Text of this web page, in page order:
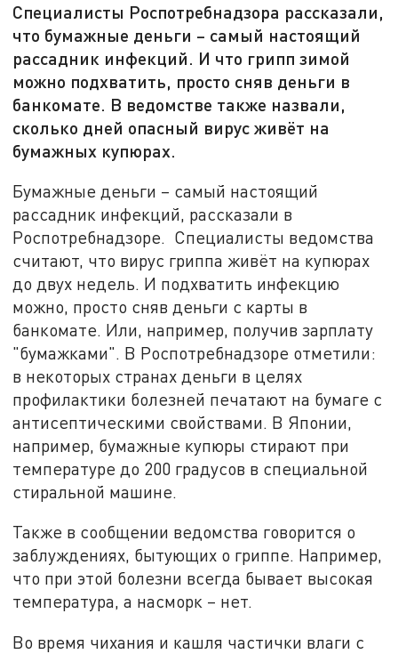
Специалисты Роспотребнадзора рассказали,
что бумажные деньги – самый настоящий
рассадник инфекций. И что грипп зимой
можно подхватить, просто сняв деньги в
банкомате. В ведомстве также назвали,
сколько дней опасный вирус живёт на
бумажных купюрах.
Бумажные деньги – самый настоящий
рассадник инфекций, рассказали в
Роспотребнадзоре. Специалисты ведомства
считают, что вирус гриппа живёт на купюрах
до двух недель. И подхватить инфекцию
можно, просто сняв деньги с карты в
банкомате. Или, например, получив зарплату
"бумажками". В Роспотребнадзоре отметили:
в некоторых странах деньги в целях
профилактики болезней печатают на бумаге с
антисептическими свойствами. В Японии,
например, бумажные купюры стирают при
температуре до 200 градусов в специальной
стиральной машине.
Также в сообщении ведомства говорится о
заблуждениях, бытующих о гриппе. Например,
что при этой болезни всегда бывает высокая
температура, а насморк – нет.
Во время чихания и кашля частички влаги с